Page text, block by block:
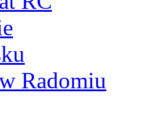
Radomiu